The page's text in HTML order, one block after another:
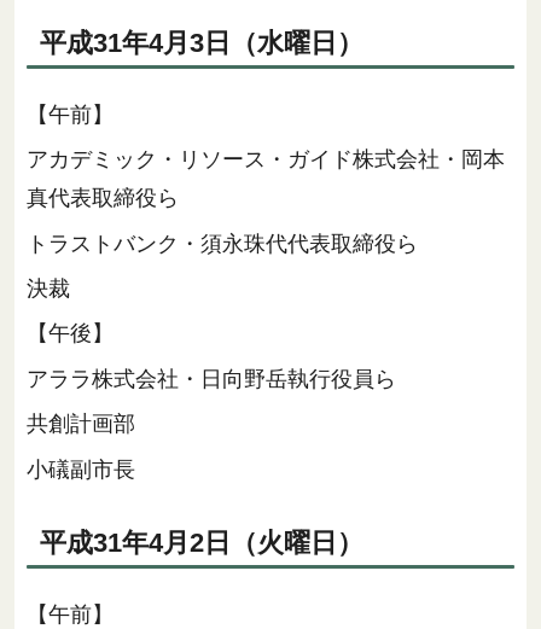
平成31年4月3日（水曜日）
【午前】
アカデミック・リソース・ガイド株式会社・岡本
真代表取締役ら
トラストバンク・須永珠代代表取締役ら
決裁
【午後】
アララ株式会社・日向野岳執行役員ら
共創計画部
小礒副市長
平成31年4月2日（火曜日）
【午前】